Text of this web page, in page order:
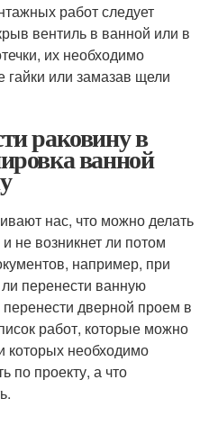
работ следует
вентиль в ванной или в
их необходимо
гайки или замазав щели
раковину в
ванной
нас, что можно делать
не возникнет ли потом
например, при
перенести ванную
дверной проем в
работ, которые можно
которых необходимо
по проекту, а что